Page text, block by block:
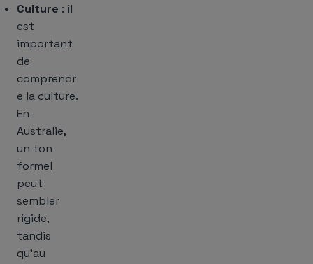
Culture : il
est
important
de
comprendr
e la culture.
En
Australie,
un ton
formel
peut
sembler
rigide,
tandis
qu’au